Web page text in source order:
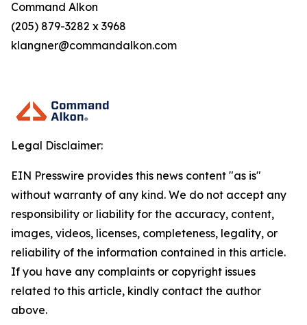
Command Alkon
(205) 879-3282 x 3968
klangner@commandalkon.com
Legal Disclaimer:
EIN Presswire provides this news content "as is"
without warranty of any kind. We do not accept any
responsibility or liability for the accuracy, content,
images, videos, licenses, completeness, legality, or
reliability of the information contained in this article.
If you have any complaints or copyright issues
related to this article, kindly contact the author
above.